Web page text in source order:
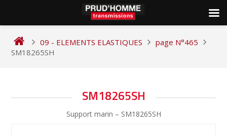
content
09 - ELEMENTS ELASTIQUES
page N°465
SM18265SH
SM18265SH
Support marin – SM18265SH